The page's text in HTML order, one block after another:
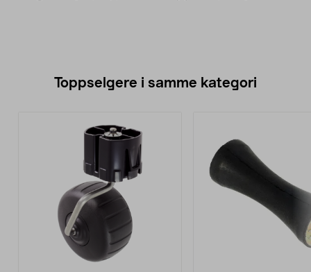
Toppselgere i samme kategori